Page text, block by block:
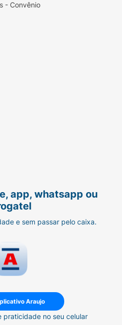
- Convênio
app, whatsapp ou
e sem passar pelo caixa.
Araujo
praticidade no seu celular